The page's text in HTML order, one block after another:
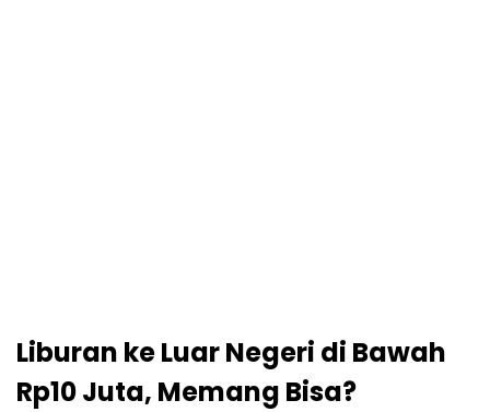
Liburan ke Luar Negeri di Bawah
Rp10 Juta, Memang Bisa?